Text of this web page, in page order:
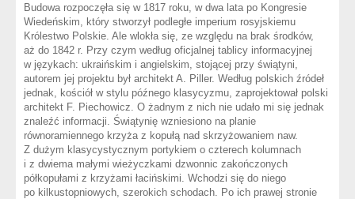
Budowa rozpoczęła się w 1817 roku, w dwa lata po Kongresie
Wiedeńskim, który stworzył podległe imperium rosyjskiemu
Królestwo Polskie. Ale wlokła się, ze względu na brak środków,
aż do 1842 r. Przy czym według oficjalnej tablicy informacyjnej
w językach: ukraińskim i angielskim, stojącej przy świątyni,
autorem jej projektu był architekt A. Piller. Według polskich źródeł
jednak, kościół w stylu późnego klasycyzmu, zaprojektował polski
architekt F. Piechowicz. O żadnym z nich nie udało mi się jednak
znaleźć informacji. Świątynię wzniesiono na planie
równoramiennego krzyża z kopułą nad skrzyżowaniem naw.
Z dużym klasycystycznym portykiem o czterech kolumnach
i z dwiema małymi wieżyczkami dzwonnic zakończonych
półkopułami z krzyżami łacińskimi. Wchodzi się do niego
po kilkustopniowych, szerokich schodach. Po ich prawej stronie